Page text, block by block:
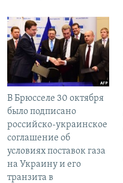
В Брюсселе 30 октября
было подписано
российско-украинское
соглашение об
условиях поставок газа
на Украину и его
транзита в